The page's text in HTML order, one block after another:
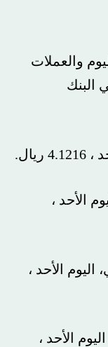
والعملات
البنك
الأحد ،
اليوم الأحد ،
الأحد ،